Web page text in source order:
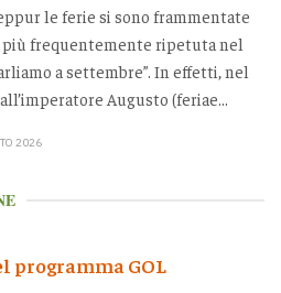
le ferie si sono frammentate
più frequentemente ripetuta nel
a settembre”. In effetti, nel
Augusto (feriae...
2026
programma GOL